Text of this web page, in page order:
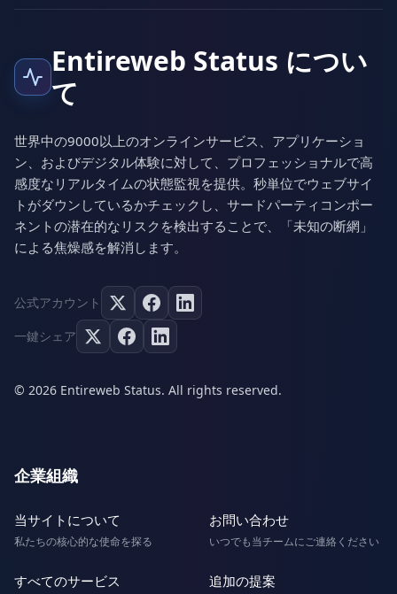
Entireweb Status につい
て
世界中の9000以上のオンラインサービス、アプリケーショ
ン、およびデジタル体験に対して、プロフェッショナルで高
感度なリアルタイムの状態監視を提供。秒単位でウェブサイ
トがダウンしているかチェックし、サードパーティコンポー
ネントの潜在的なリスクを検出することで、「未知の断網」
による焦燥感を解消します。
公式アカウント
一鍵シェア
© 2026 Entireweb Status. All rights reserved.
企業組織
当サイトについて
私たちの核心的な使命を探る
お問い合わせ
いつでも当チームにご連絡ください
すべてのサービス 追加の提案